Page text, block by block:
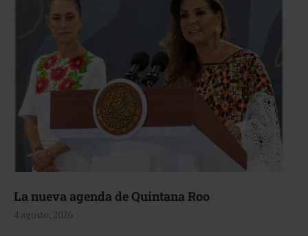
La nueva agenda de Quintana Roo
4 agosto, 2026